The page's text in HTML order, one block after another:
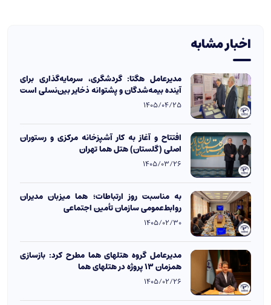
اخبار مشابه
مدیرعامل هگتا: گردشگری، سرمایه‌گذاری برای
آینده بیمه‌شدگان و پشتوانه ذخایر بین‌نسلی است
1405/04/25
افتتاح و آغاز به کار آشپزخانه مرکزی و رستوران
اصلی (گلستان) هتل هما تهران
1405/03/26
به مناسبت روز ارتباطات؛ هما میزبان مدیران
روابط‌عمومی سازمان تأمین اجتماعی
1405/02/30
مدیرعامل گروه هتلهای هما مطرح کرد: بازسازی
همزمان 13 پروژه در هتلهای هما
1405/02/26